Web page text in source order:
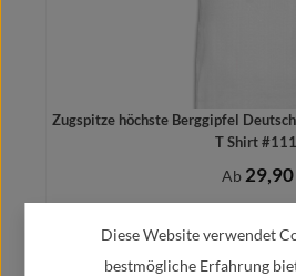
Zugspitze höchste Berggipfel
T Shirt
Regulärer
Ab
Diese Website verwendet
bestmögliche Erfahrung